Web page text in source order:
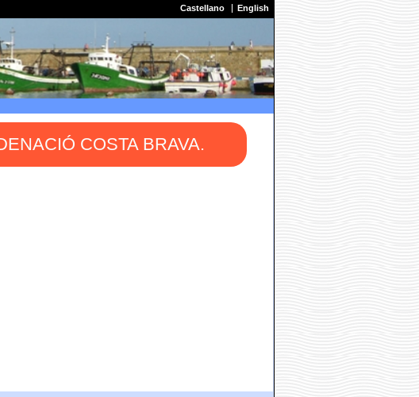
Castellano English
COSTA BRAVA.